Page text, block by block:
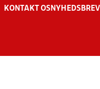
KONTAKT OS NYHEDSBREV